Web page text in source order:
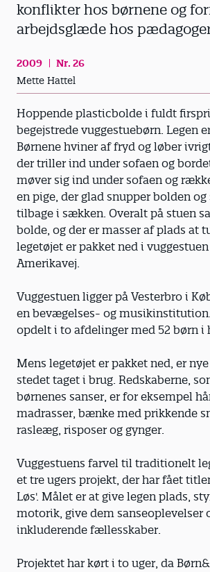
konflikter hos børnene og
arbejdsglæde hos
2009
Nr. 26
Mette Hattel
Hoppende plasticbolde i fuldt
begejstrede vuggestuebørn. Legen
Børnene hviner af fryd og løber
der triller ind under sofaen og
møver sig ind under sofaen og
en pige, der glad snupper bolden
tilbage i sækken. Overalt på stuen
bolde, og der er masser af plads at
legetøjet er pakket ned i
Amerikavej.
Vuggestuen ligger på Vesterbro i
en bevægelses- og
opdelt i to afdelinger med 52 børn i
Mens legetøjet er pakket ned, er
stedet taget i brug. Redskaberne,
børnenes sanser, er for eksempel
madrasser, bænke med prikkende
rasleæg, risposer og gynger.
Vuggestuens farvel til traditionelt
et tre ugers projekt, der har fået
Løs'. Målet er at give legen plads,
motorik, give dem sanseoplevelser
inkluderende fællesskaber.
Projektet har kørt i to uger, da